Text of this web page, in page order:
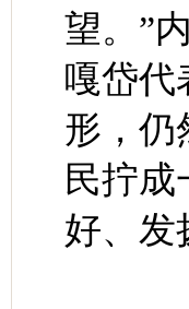
望。”
嘎岱代
形，仍
民拧
好、发